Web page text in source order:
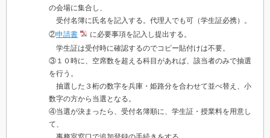
の会場に集合し、
受付名簿に氏名を記入する。代理人でも可（学生証必携）。
②申請書
に必要事項を記入し提出する。
学生証は受付時に確認するのでコピー貼付けは不要。
③１０時に、空席数を超える科目があれば、該当者のみで抽選
を行う。
抽選した３桁の数字を兵庫・姫路分を合わせて並べ替え、小
数字の方から当選となる。
④当選が決まったら、受付名簿順に、学生証・授業料を用意し
て、